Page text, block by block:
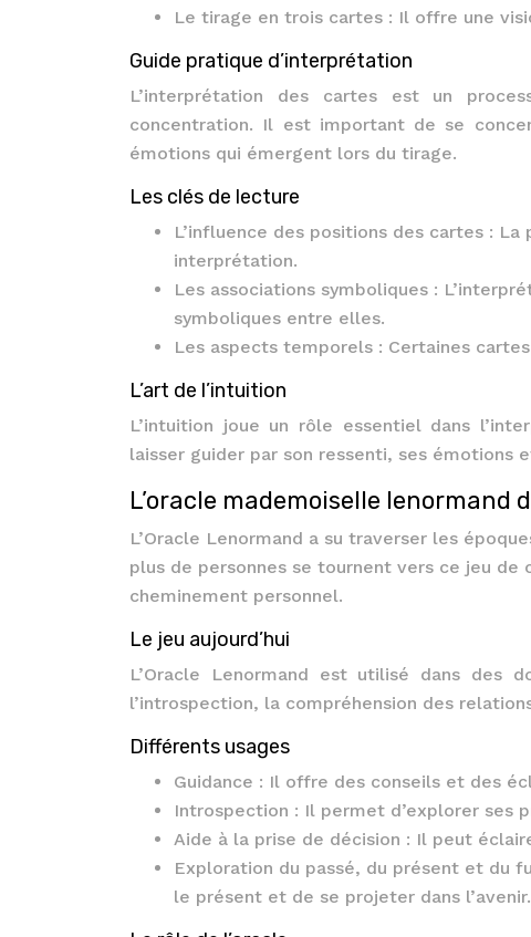
Le tirage en trois cartes : Il offre une
Guide pratique d’interprétation
L’interprétation des cartes est un
concentration. Il est important de se
émotions qui émergent lors du tirage.
Les clés de lecture
L’influence des positions des cartes :
interprétation.
Les associations symboliques :
symboliques entre elles.
Les aspects temporels : Certaines
L’art de l’intuition
L’intuition joue un rôle essentiel dans
laisser guider par son ressenti, ses émotions
L’oracle mademoiselle
L’Oracle Lenormand a su traverser les
plus de personnes se tournent vers ce jeu
cheminement personnel.
Le jeu aujourd’hui
L’Oracle Lenormand est utilisé dans des
l’introspection, la compréhension des
Différents usages
Guidance : Il offre des conseils et des
Introspection : Il permet d’explorer ses
Aide à la prise de décision : Il peut
Exploration du passé, du présent et du
le présent et de se projeter dans l’avenir.